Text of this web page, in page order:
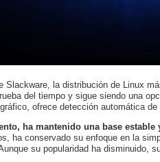
Slackware, la distribución de Linux
del tiempo y sigue siendo una
ofrece detección automática
ha mantenido una base
ha conservado su enfoque en la
su popularidad ha disminuido,